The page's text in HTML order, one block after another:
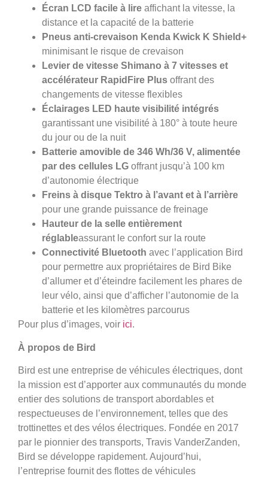
Écran LCD facile à lire affichant la vitesse, la
distance et la capacité de la batterie
Pneus anti-crevaison Kenda Kwick K Shield+
minimisant le risque de crevaison
Levier de vitesse Shimano à 7 vitesses et
accélérateur RapidFire Plus offrant des
changements de vitesse flexibles
Éclairages LED haute visibilité intégrés
garantissant une visibilité à 180° à toute heure
du jour ou de la nuit
Batterie amovible de 346 Wh/36 V, alimentée
par des cellules LG offrant jusqu’à 100 km
d’autonomie électrique
Freins à disque Tektro à l’avant et à l’arrière
pour une grande puissance de freinage
Hauteur de la selle entièrement
réglableassurant le confort sur la route
Connectivité Bluetooth avec l’application Bird
pour permettre aux propriétaires de Bird Bike
d’allumer et d’éteindre facilement les phares de
leur vélo, ainsi que d’afficher l’autonomie de la
batterie et les kilomètres parcourus
Pour plus d’images, voir ici.
À propos de Bird
Bird est une entreprise de véhicules électriques, dont
la mission est d’apporter aux communautés du monde
entier des solutions de transport abordables et
respectueuses de l’environnement, telles que des
trottinettes et des vélos électriques. Fondée en 2017
par le pionnier des transports, Travis VanderZanden,
Bird se développe rapidement. Aujourd’hui,
l’entreprise fournit des flottes de véhicules